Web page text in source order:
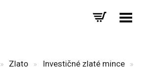
Prepnúť menu
Zlato » Investičné zlaté mince»